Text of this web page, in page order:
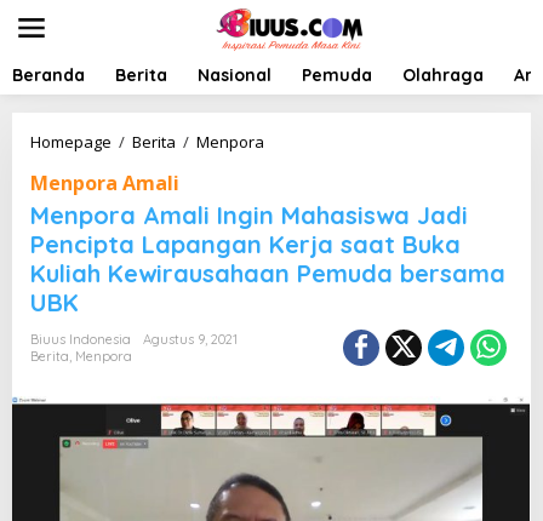
t
Beranda Berita Nasional Pemuda Olahraga
Homepage / Berita / Menpora
p
o
a
I
n
n
Menpora Amali
Menpora Amali Ingin Mahasiswa Jadi
Pencipta Lapangan Kerja saat Buka
Kuliah Kewirausahaan Pemuda bersama
UBK
Biuus Indonesia
Agustus 9, 2021
Berita, Menpora